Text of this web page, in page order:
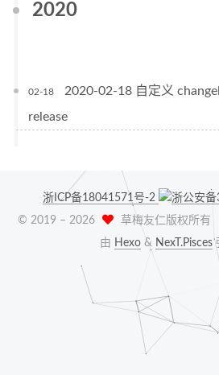
2020
02-18
2020-02-18 自定义
release
浙ICP备18041571号-2
浙公安
© 2019 – 2026 草梅友仁版权所有
由 Hexo & NexT.Pisces